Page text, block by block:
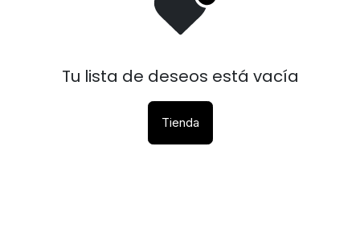
Tu lista de deseos está vacía
Tienda